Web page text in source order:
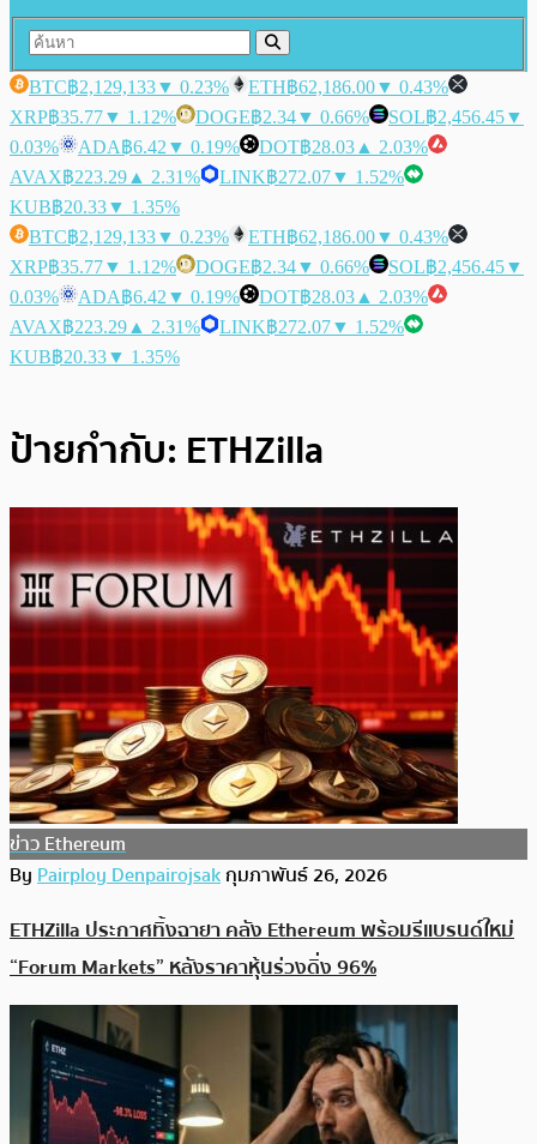
BTC฿2,129,133▼ 0.23% ETH฿62,186.00▼ 0.43%
XRP฿35.77▼ 1.12% DOGE฿2.34▼ 0.66% SOL฿2,456.45▼
0.03%
ADA฿6.42 ▼ 0.19% DOT฿28.03 ▲ 2.03%
AVAX฿223.29 ▲ 2.31% LINK฿272.07▼ 1.52%
KUB฿20.33▼ 1.35%
BTC฿2,129,133▼ 0.23% ETH฿62,186.00▼ 0.43%
XRP฿35.77▼ 1.12% DOGE฿2.34▼ 0.66% SOL฿2,456.45▼
0.03%
ADA฿6.42 ▼ 0.19% DOT฿28.03 ▲ 2.03%
AVAX฿223.29 ▲ 2.31% LINK฿272.07▼ 1.52%
KUB฿20.33▼ 1.35%
ป้ายกำกับ: ETHZilla
ข่าว Ethereum
ByPairploy Denpairojsakกุมภาพันธ์ 26, 2026
ETHZilla ประกาศทิ้งฉายา คลัง Ethereum พร้อมรีแบรนด์ใหม่
“Forum Markets” หลังราคาหุ้นร่วงดิ่ง 96%